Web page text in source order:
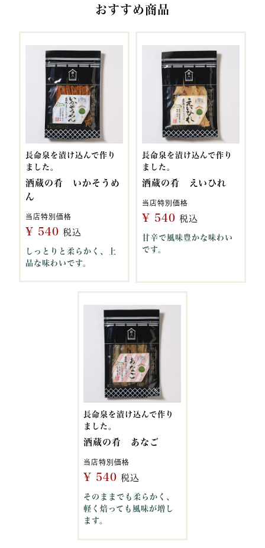
おすすめ商品
長命泉を漬け込んで作り
ました。
酒蔵の肴 いかそうめ
ん
当店特別価格
¥ 540 税込
しっとりと柔らかく、上
品な味わいです。
長命泉を漬け込んで作り
ました。
酒蔵の肴 えいひれ
当店特別価格
¥ 540 税込
甘辛で風味豊かな味わい
です。
長命泉を漬け込んで作り
ました。
酒蔵の肴 あなご
当店特別価格
¥ 540 税込
そのままでも柔らかく、
軽く焙っても風味が増し
ます。